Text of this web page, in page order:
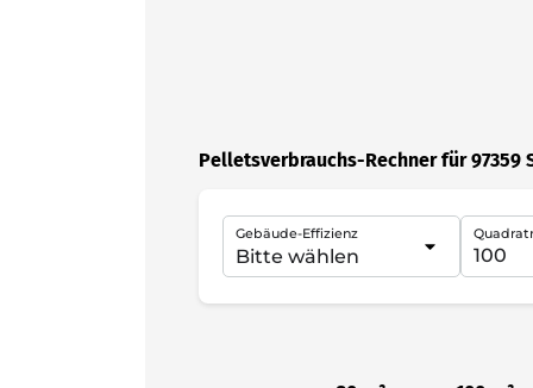
Pelletsverbrauchs-Rechner für 97359
Gebäude-Effizienz